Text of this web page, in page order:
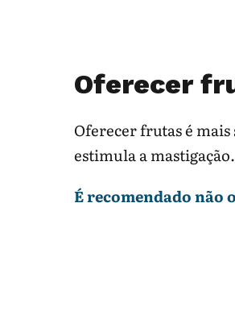
Oferecer
Oferecer frutas é mais
estimula a mastigação.
É recomendado não